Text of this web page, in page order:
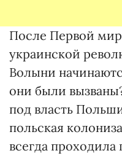
После Первой
украинской
Волыни
они были
под власть
польская
всегда проходила